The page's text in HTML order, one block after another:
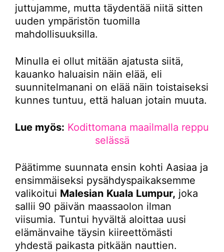
juttujamme, mutta täydentää niitä sitten
uuden ympäristön tuomilla
mahdollisuuksilla.
Minulla ei ollut mitään ajatusta siitä,
kauanko haluaisin näin elää, eli
suunnitelmanani on elää näin toistaiseksi
kunnes tuntuu, että haluan jotain muuta.
Lue myös: Kodittomana maailmalla reppu
selässä
Päätimme suunnata ensin kohti Aasiaa ja
ensimmäiseksi pysähdyspaikaksemme
valikoitui Malesian Kuala Lumpur, joka
sallii 90 päivän maassaolon ilman
viisumia. Tuntui hyvältä aloittaa uusi
elämänvaihe täysin kiireettömästi
yhdestä paikasta pitkään nauttien.